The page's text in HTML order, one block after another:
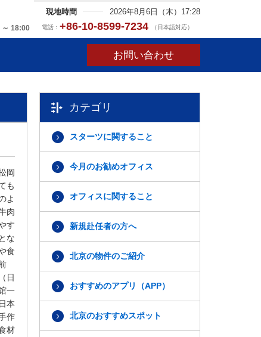
現地時間 2026年8月6日（木）17:28
～ 18:00 電話： +86-10-8599-7234 （日本語対応）
お問い合わせ
岡
も
よ
肉
す
な
食
日
一
本
作
材
カテゴリ
スターツに関すること
今月のお勧めオフィス
オフィスに関すること
新規赴任者の方へ
北京の物件のご紹介
おすすめのアプリ（APP）
北京のおすすめスポット